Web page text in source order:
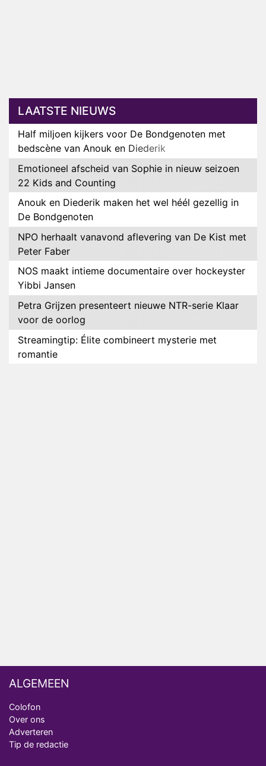
LAATSTE NIEUWS
Half miljoen kijkers voor De Bondgenoten met
bedscène van Anouk en Diederik
Emotioneel afscheid van Sophie in nieuw seizoen
22 Kids and Counting
Anouk en Diederik maken het wel héél gezellig in
De Bondgenoten
NPO herhaalt vanavond aflevering van De Kist met
Peter Faber
NOS maakt intieme documentaire over hockeyster
Yibbi Jansen
Petra Grijzen presenteert nieuwe NTR-serie Klaar
voor de oorlog
Streamingtip: Élite combineert mysterie met
romantie
ALGEMEEN
Colofon
Over ons
Adverteren
Tip de redactie